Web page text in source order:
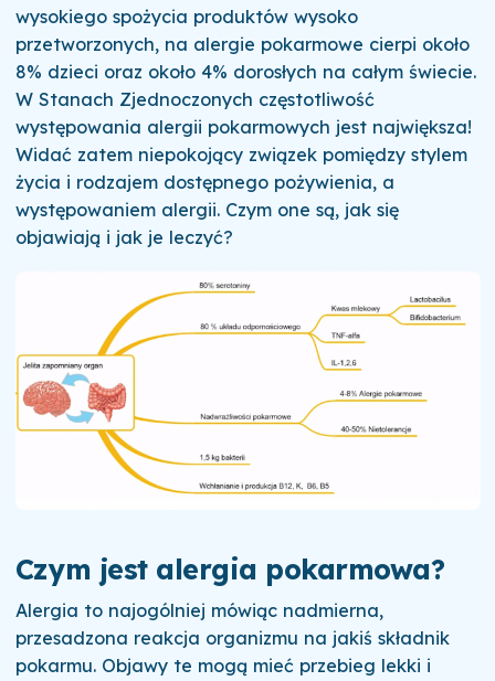
wysokiego spożycia produktów wysoko
przetworzonych, na alergie pokarmowe cierpi około
8% dzieci oraz około 4% dorosłych na całym świecie.
W Stanach Zjednoczonych częstotliwość
występowania alergii pokarmowych jest największa!
Widać zatem niepokojący związek pomiędzy stylem
życia i rodzajem dostępnego pożywienia, a
występowaniem alergii. Czym one są, jak się
objawiają i jak je leczyć?
Czym jest alergia pokarmowa?
Alergia to najogólniej mówiąc nadmierna,
przesadzona reakcja organizmu na jakiś składnik
pokarmu. Objawy te mogą mieć przebieg lekki i